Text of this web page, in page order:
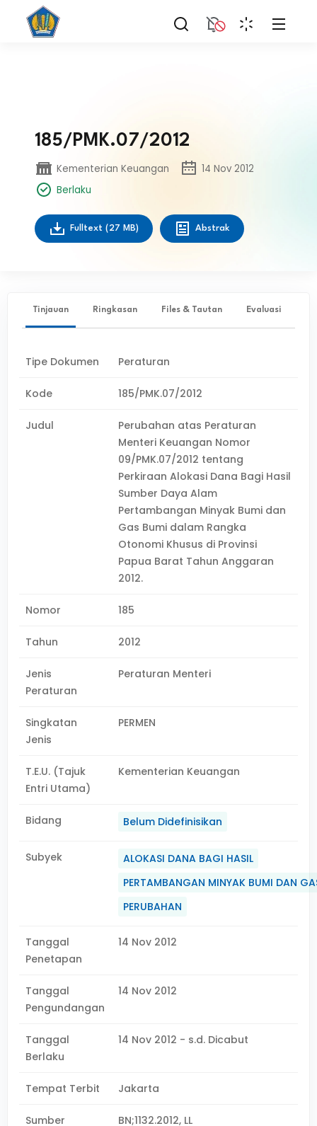
185/PMK.07/2012
Kementerian Keuangan
14 Nov 2012
Berlaku
Fulltext (27 MB) Abstrak
Tinjauan Ringkasan Files & Tautan Evaluasi
Tipe Dokumen Peraturan
Kode 185/PMK.07/2012
Judul
Perubahan atas Peraturan
Menteri Keuangan Nomor
09/PMK.07/2012 tentang
Perkiraan Alokasi Dana Bagi Hasil
Sumber Daya Alam
Pertambangan Minyak Bumi dan
Gas Bumi dalam Rangka
Otonomi Khusus di Provinsi
Papua Barat Tahun Anggaran
2012.
Nomor 185
Tahun 2012
Jenis
Peraturan
Peraturan Menteri
Singkatan
Jenis
PERMEN
T.E.U. (Tajuk
Entri Utama)
Kementerian Keuangan
Bidang Belum Didefinisikan
Subyek
ALOKASI DANA BAGI HASIL
PERTAMBANGAN MINYAK BUMI DAN
PERUBAHAN
Tanggal
Penetapan
14 Nov 2012
Tanggal
Pengundangan
14 Nov 2012
Tanggal
Berlaku
14 Nov 2012 - s.d. Dicabut
Tempat Terbit Jakarta
Sumber BN;1132.2012, LL